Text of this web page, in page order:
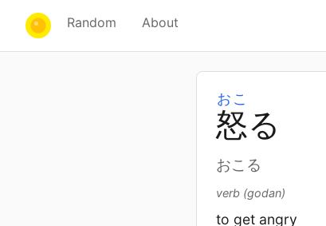
Random About
怒
おこ
る
おこる
verb (godan)
to get angry